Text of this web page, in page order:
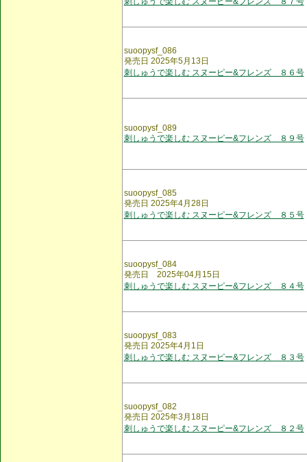
suoopysf_086
発売日 2025年5月13日
刺しゅうで楽しむ スヌーピー&フレンズ ８６号
suoopysf_089
刺しゅうで楽しむ スヌーピー&フレンズ ８９号
suoopysf_085
発売日 2025年4月28日
刺しゅうで楽しむ スヌーピー&フレンズ ８５号
suoopysf_084
発売日 2025年04月15日
刺しゅうで楽しむ スヌーピー&フレンズ ８４号
suoopysf_083
発売日 2025年4月1日
刺しゅうで楽しむ スヌーピー&フレンズ ８３号
suoopysf_082
発売日 2025年3月18日
刺しゅうで楽しむ スヌーピー&フレンズ ８２号